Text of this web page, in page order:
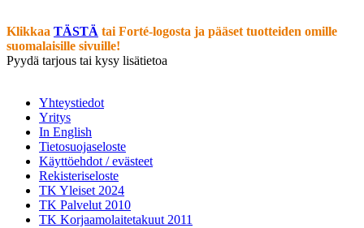
Klikkaa TÄSTÄ tai Forté-logosta ja pääset tuotteiden omille
suomalaisille sivuille!
Pyydä tarjous tai kysy lisätietoa
Yhteystiedot
Yritys
In English
Tietosuojaseloste
Käyttöehdot / evästeet
Rekisteriseloste
TK Yleiset 2024
TK Palvelut 2010
TK Korjaamolaitetakuut 2011